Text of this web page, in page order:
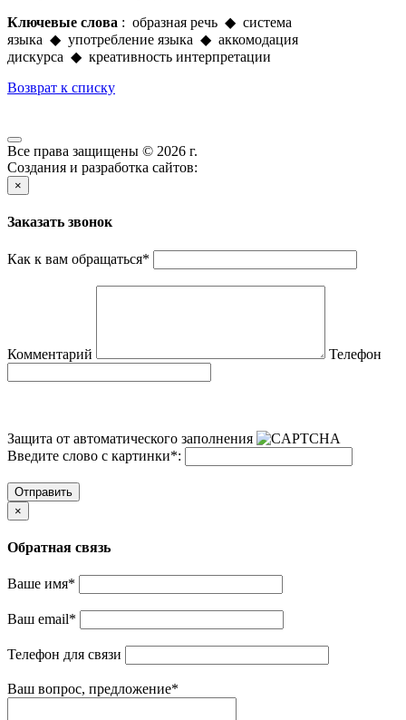
Ключевые слова : образная речь ◆ система
языка ◆ употребление языка ◆ аккомодация
дискурса ◆ креативность интерпретации
Возврат к списку
Все права защищены © 2026 г.
Создания и разработка сайтов:
×
Заказать звонок
Как к вам обращаться*
Комментарий Телефон
Защита от автоматического заполнения
Введите слово с картинки*:
Отправить
×
Обратная связь
Ваше имя*
Ваш email*
Телефон для связи
Ваш вопрос, предложение*